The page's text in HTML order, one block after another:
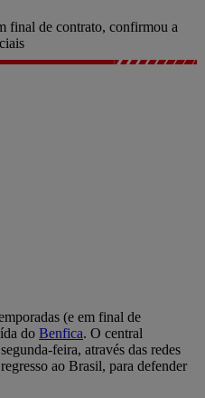
final de contrato, confirmou a
(e em final de
do Benfica. O central
feira, através das redes
ao Brasil, para defender